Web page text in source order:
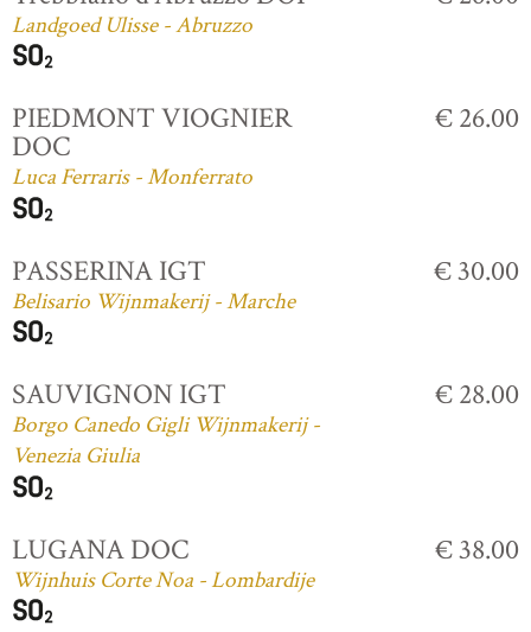
Landgoed Ulisse - Abruzzo
PIEDMONT VIOGNIER
DOC
Luca Ferraris - Monferrato
€ 26.00
PASSERINA IGT
Belisario Wijnmakerij - Marche
€ 30.00
SAUVIGNON IGT
Borgo Canedo Gigli Wijnmakerij -
Venezia Giulia
€ 28.00
LUGANA DOC
Wijnhuis Corte Noa - Lombardije
€ 38.00